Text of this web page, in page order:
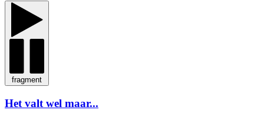
fragment
Het valt wel maar...